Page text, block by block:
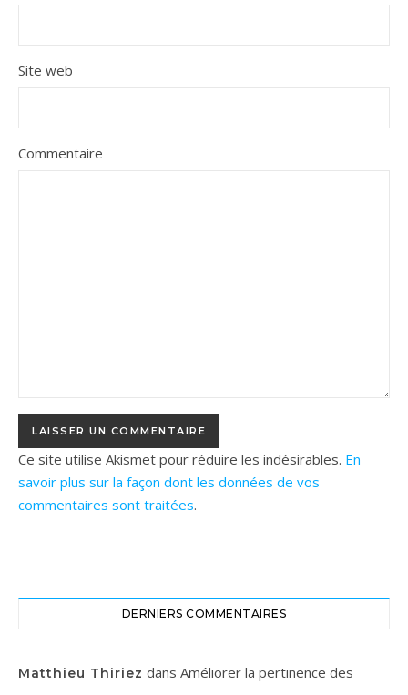
Site web
Commentaire
Ce site utilise Akismet pour réduire les indésirables. En
savoir plus sur la façon dont les données de vos
commentaires sont traitées.
DERNIERS COMMENTAIRES
Matthieu Thiriez dans Améliorer la pertinence des